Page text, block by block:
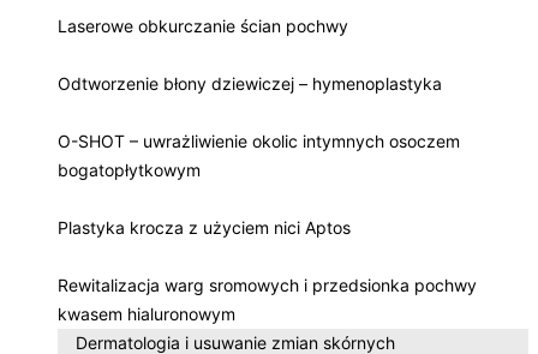
Laserowe obkurczanie ścian pochwy
Odtworzenie błony dziewiczej – hymenoplastyka
O-SHOT – uwrażliwienie okolic intymnych osoczem
bogatopłytkowym
Plastyka krocza z użyciem nici Aptos
Rewitalizacja warg sromowych i przedsionka pochwy
kwasem hialuronowym
Dermatologia i usuwanie zmian skórnych